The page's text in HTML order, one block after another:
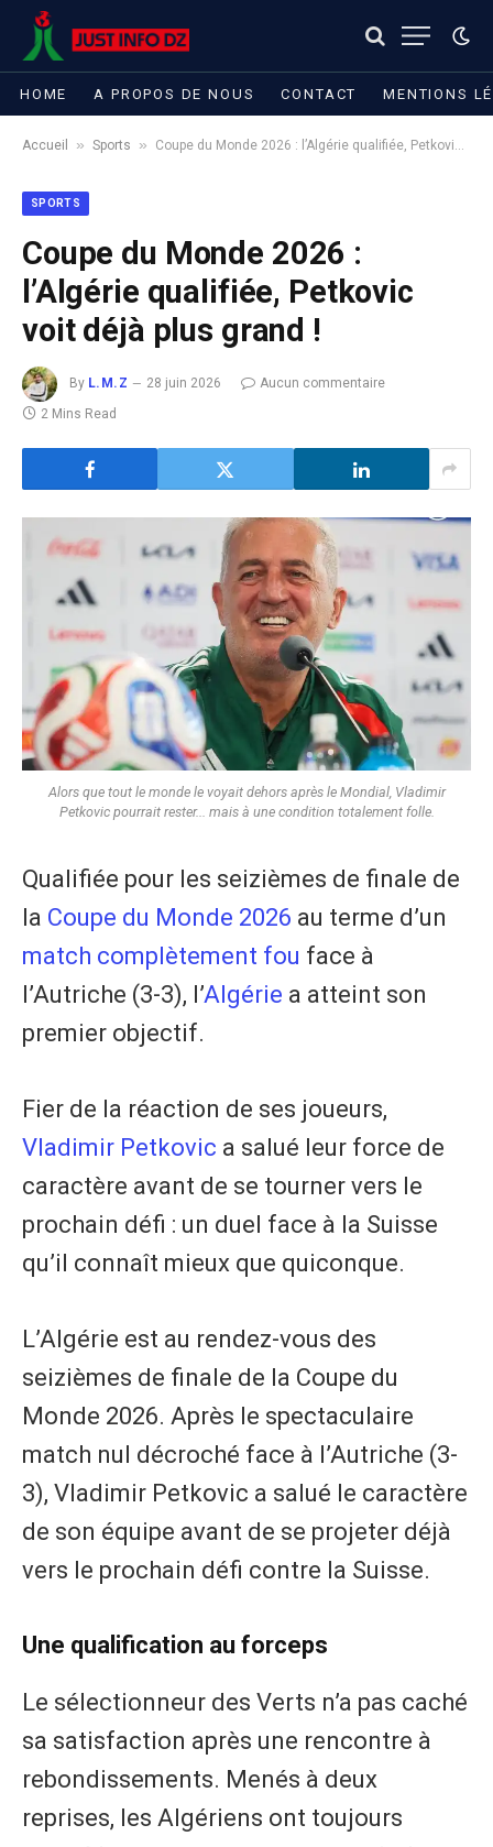
HOME A PROPOS DE NOUS CONTACT MENTIONS
Accueil » Sports » Coupe du Monde 2026 : l’Algérie qualifiée, Petkovic voit déjà plus grand !
SPORTS
Coupe du Monde 2026 :
l’Algérie qualifiée, Petkovic
voit déjà plus grand !
By L.M.Z 28 juin 2026
Aucun commentaire
2 Mins Read
Alors que tout le monde le voyait dehors après le Mondial, Vladimir
Petkovic pourrait rester... mais à une condition totalement folle.
Qualifiée pour les seizièmes de finale de
la Coupe du Monde 2026 au terme d’un
match complètement fou face à
l’Autriche (3-3), l’Algérie a atteint son
premier objectif.
Fier de la réaction de ses joueurs,
Vladimir Petkovic a salué leur force de
caractère avant de se tourner vers le
prochain défi : un duel face à la Suisse
qu’il connaît mieux que quiconque.
L’Algérie est au rendez-vous des
seizièmes de finale de la Coupe du
Monde 2026. Après le spectaculaire
match nul décroché face à l’Autriche (3-
3), Vladimir Petkovic a salué le caractère
de son équipe avant de se projeter déjà
vers le prochain défi contre la Suisse.
Une qualification au forceps
Le sélectionneur des Verts n’a pas caché
sa satisfaction après une rencontre à
rebondissements. Menés à deux
reprises, les Algériens ont toujours